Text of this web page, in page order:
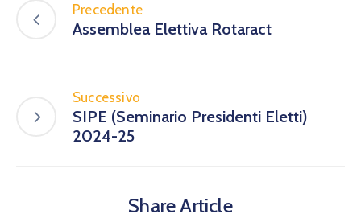
Precedente
Assemblea Elettiva Rotaract
Successivo
SIPE (Seminario Presidenti Eletti)
2024-25
Share Article